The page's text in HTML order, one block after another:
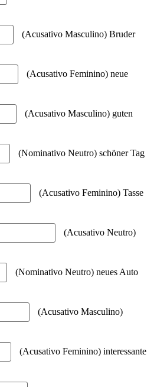
(Acusativo Masculino) Bruder
(Acusativo Feminino) neue
(Acusativo Masculino) guten
(Nominativo Neutro) schöner Tag
(Acusativo Feminino) Tasse
(Acusativo Neutro)
(Nominativo Neutro) neues Auto
(Acusativo Masculino)
(Acusativo Feminino) interessante